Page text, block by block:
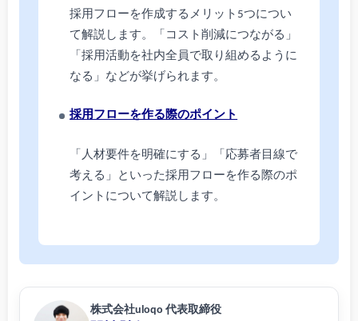
採用フローを作成するメリット5つについ
て解説します。「コスト削減につながる」
「採用活動を社内全員で取り組めるように
なる」などが挙げられます。
採用フローを作る際のポイント
「人材要件を明確にする」「応募者目線で
考える」といった採用フローを作る際のポ
イントについて解説します。
株式会社uloqo 代表取締役